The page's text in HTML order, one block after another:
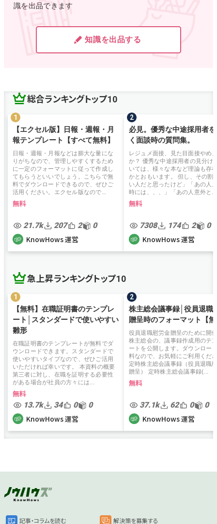
識を出品できます
知識を出品する
総合ランキングトップ10
【エクセル版】日報・週報・月
報テンプレート【すべて無料】
日報・週報・月報などは膨大な量にな
りがちなので、管理しやすくするため
に一定のフォーマットに従って作成し
てもらうといいでしょう。こちらで無
料でダウンロードできるので、ぜひご
活用ください。エクセル版なので...
無料
21.7k 207 2 0
KnowHows 運営
必見。優秀な中途採用者
く面談時の質問集。
レジュメ面接、見た目面接やめ
か？ 優秀な中途採用者の見分け
いては、様々な本など理論も存
かとおもいます。 但し、その割
い人だと思ったけど」「あの人
時には、、、」「あの人意外と...
無料
7308 174 2 0
KnowHows 運営
急上昇ランキングトップ10
【無料】在職証明書のテンプレ
ート│スタンダードで使いやすい
雛形
在職証明書のテンプレートが無料でダ
ウンロードできます。スタンダードで
使いやすいタイプなので、ぜひご活用
いただければ幸いです。 本資料の概要
第三者に対し、在職を証明する必要性
がある場合が社員の方々には...
無料
13.7k 34 0 0
KnowHows 運営
株主総会議事録│役員退職
贈呈時のフォーマット【
役員退職慰労金贈呈のために開
株主総会の、議事録作成用のテ
ートを公開します。ダウンロー
料なので、お気軽にご利用くだ
定時株主総会議事録（役員退職
贈呈） 定時株主総会議事録(...
無料
37.1k 62 0 0
KnowHows 運営
記事・コラムを読む 解決策を募集する